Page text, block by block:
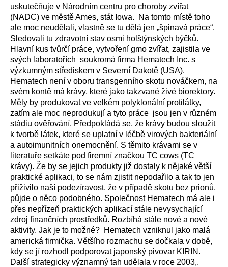
uskutečňuje v Národním centru pro choroby zvířat
(NADC) ve městě Ames, stát Iowa. Na tomto místě toho
ale moc neudělali, vlastně se tu dělá jen „špinavá práce“.
Sledovali tu zdravotní stav osmi holštýnských býčků.
Hlavní kus tvůrčí práce, vytvoření gmo zvířat, zajistila ve
svých laboratořích soukromá firma Hematech Inc. s
výzkumným střediskem v Severní Dakotě (USA).
Hematech není v oboru transgenního skotu nováčkem, na
svém kontě má krávy, které jako takzvané živé biorektory.
Měly by produkovat ve velkém polyklonální protilátky,
zatím ale moc neprodukují a tyto práce jsou jen v různém
stádiu ověřování. Předpokládá se, že krávy budou sloužit
k tvorbě látek, které se uplatní v léčbě virových bakteriální
a autoimunitních onemocnění. S těmito krávami se v
literatuře setkáte pod firemní značkou TC cows (TC
krávy). Že by se jejich produkty již dostaly k nějaké větší
praktické aplikaci, to se nám zjistit nepodařilo a tak to jen
přiživilo naší podezíravost, že v případě skotu bez prionů,
půjde o něco podobného. Společnost Hematech má ale i
přes nepřízeň praktických aplikací stále nevysychající
zdroj finančních prostředků. Rozbíhá stále nové a nové
aktivity. Jak je to možné? Hematech vzniknul jako malá
americká firmička. Většího rozmachu se dočkala v době,
kdy se jí rozhodl podporovat japonský pivovar KIRIN.
Další strategicky významný tah udělala v roce 2003,.